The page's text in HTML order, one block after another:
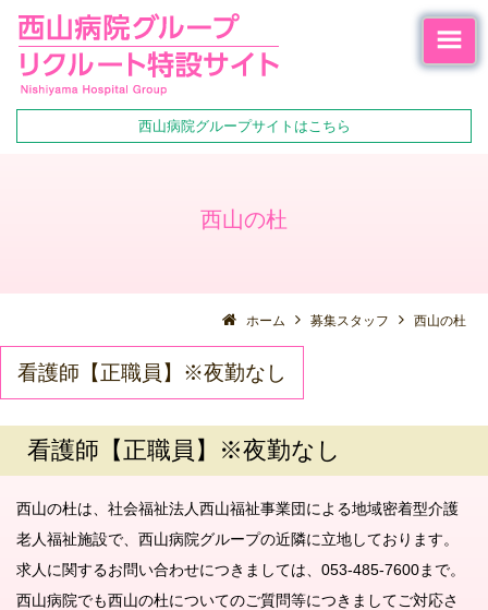
西山病院グループサイトはこちら
西山の杜
ホーム 募集スタッフ 西山の杜
看護師【正職員】※夜勤なし
看護師【正職員】※夜勤なし
西山の杜は、社会福祉法人西山福祉事業団による地域密着型介護
老人福祉施設で、西山病院グループの近隣に立地しております。
求人に関するお問い合わせにつきましては、053-485-7600まで。
西山病院でも西山の杜についてのご質問等につきましてご対応さ